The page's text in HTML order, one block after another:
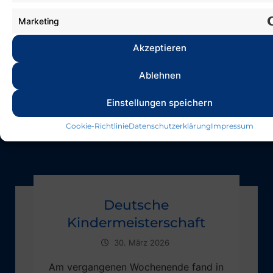
Marketing
Akzeptieren
Ablehnen
Einstellungen speichern
Cookie-RichtlinieDatenschutzerklärungImpressum
Deutsche
Kindermeisterschaft
30. März 2026
Am vergangenen Wochenende fand in